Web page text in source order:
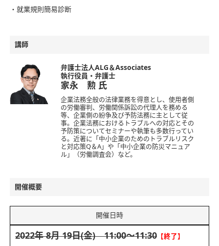
・就業規則簡易診断
講師
弁護士法人ALG＆Associates
執行役員・弁護士
家永 勲 氏
企業法務全般の法律業務を得意とし、使用者側
の労働審判、労働関係訴訟の代理人を務める
等、企業側の紛争及び予防法務に主として従
事。企業法務におけるトラブルへの対応とその
予防策についてセミナーや執筆も多数行ってい
る。近著に「中小企業のためのトラブルリスク
と対応策Q＆A」や「中小企業の防災マニュア
ル」（労働調査会）など。
開催概要
開催日時
2022年 8月 19日(金) 11:00～11:30 【終了】